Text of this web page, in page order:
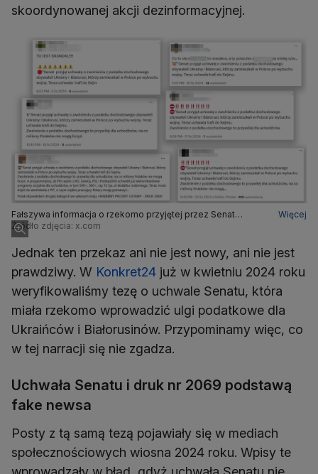
skoordynowanej akcji dezinformacyjnej.
Fałszywa informacja o rzekomo przyjętej przez Senat
uchwale jest rozsyłana przez anonimowe konta, co wygląda
na skoordynowane działanie
Więcej
Źródło zdjęcia: x.com
Jednak ten przekaz ani nie jest nowy, ani nie jest
prawdziwy. W Konkret24 już w kwietniu 2024 roku
weryfikowaliśmy tezę o uchwale Senatu, która
miała rzekomo wprowadzić ulgi podatkowe dla
Ukraińców i Białorusinów. Przypominamy więc, co
w tej narracji się nie zgadza.
Uchwała Senatu i druk nr 2069 podstawą
fake newsa
Posty z tą samą tezą pojawiały się w mediach
społecznościowych wiosna 2024 roku. Wpisy te